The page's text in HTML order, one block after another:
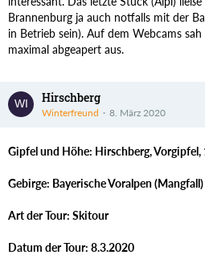
Brannenburg ja auch notfalls mit der
in Betrieb sein). Auf dem Webcams
maximal abgeapert aus.
Hirschberg
Winterfreund 8. März 2020
Gipfel und Höhe: Hirschberg, Vorgipfel,
Gebirge: Bayerische Voralpen (Mangfall)
Art der Tour: Skitour
Datum der Tour: 8.3.2020